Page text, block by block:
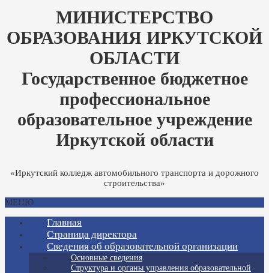
МИНИСТЕРСТВО
ОБРАЗОВАНИЯ ИРКУТСКОЙ
ОБЛАСТИ
Государственное бюджетное
профессиональное
образовательное учреждение
Иркутской области
«Иркутский колледж автомобильного транспорта и дорожного
строительства»
МЕНЮ
Главная
Страница директора
Сведения об образовательной организации
Основные сведения
Структура и органы управления образовательной